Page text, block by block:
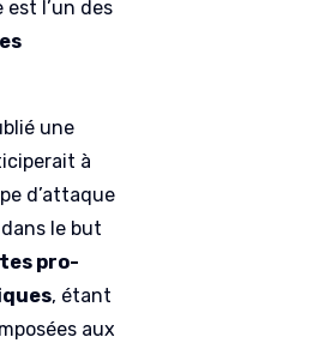
l’un des
une
à
d’attaque
le but
pro-
, étant
aux